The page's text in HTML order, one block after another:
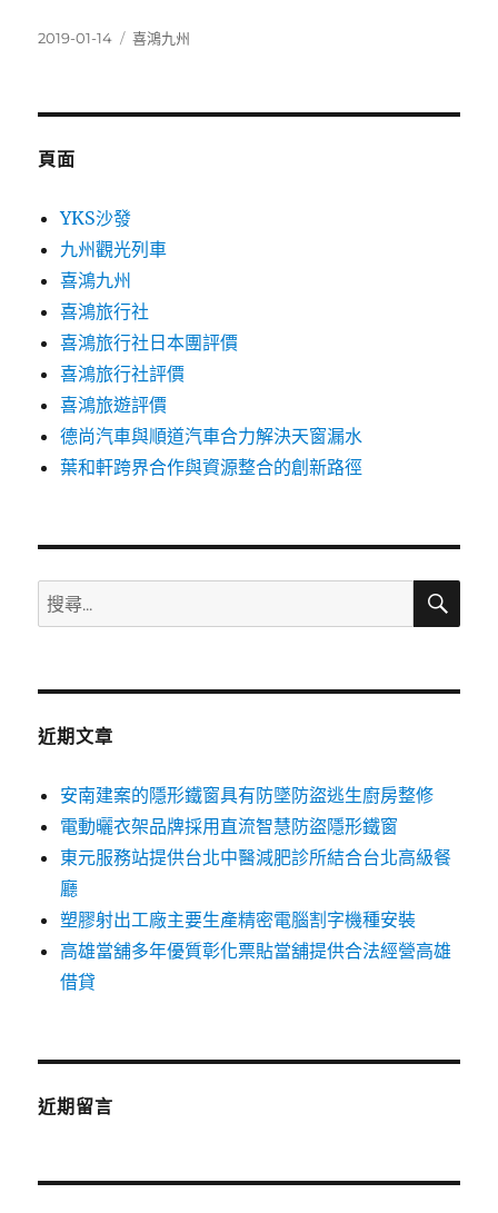
發
2019-01-14
分
喜鴻九州
頁面
YKS沙發
九州觀光列車
喜鴻九州
喜鴻旅行社
喜鴻旅行社日本團評價
喜鴻旅行社評價
喜鴻旅遊評價
德尚汽車與順道汽車合力解決天窗漏水
葉和軒跨界合作與資源整合的創新路徑
搜
尋
鍵
搜
近期文章
安南建案的隱形鐵窗具有防墜防盜逃生廚房整修
電動曬衣架品牌採用直流智慧防盜隱形鐵窗
東元服務站提供台北中醫減肥診所結合台北高級餐
廳
塑膠射出工廠主要生產精密電腦割字機種安裝
高雄當舖多年優質彰化票貼當舖提供合法經營高雄
借貸
近期留言